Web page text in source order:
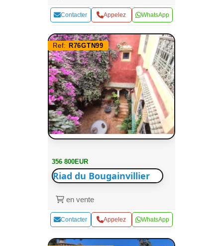
Contacter Appelez WhatsApp
Ref: R76GTN99
356 800EUR
Riad du Bougainvillier
en vente
Contacter Appelez WhatsApp